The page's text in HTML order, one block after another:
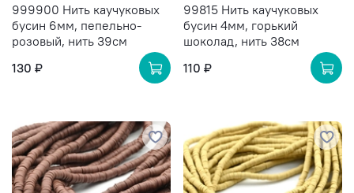
999900 Нить каучуковых
бусин 6мм, пепельно-
розовый, нить 39см
130 ₽
99815 Нить каучуковых
бусин 4мм, горький
шоколад, нить 38см
110 ₽